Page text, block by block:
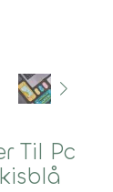
Til Pc